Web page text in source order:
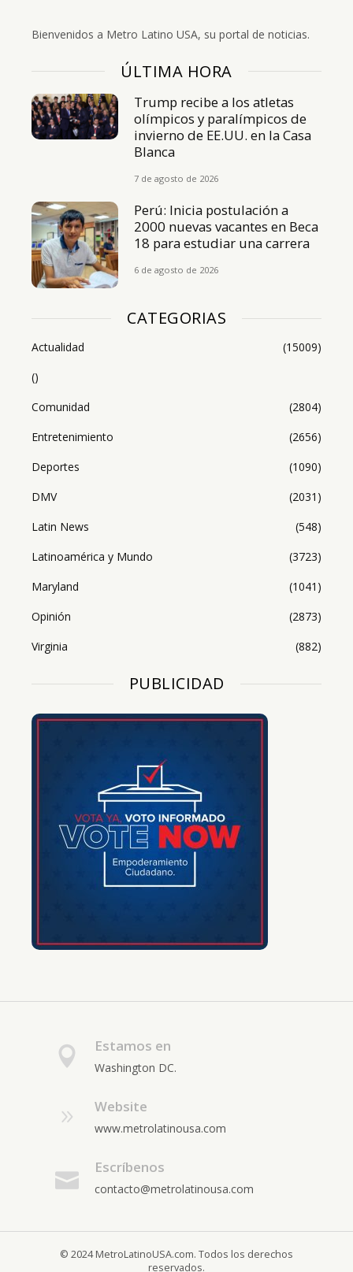
Bienvenidos a Metro Latino USA, su portal de noticias.
ÚLTIMA HORA
Trump recibe a los atletas
olímpicos y paralímpicos de
invierno de EE.UU. en la Casa
Blanca
7 de agosto de 2026
Perú: Inicia postulación a
2000 nuevas vacantes en Beca
18 para estudiar una carrera
6 de agosto de 2026
CATEGORIAS
Actualidad
(15009)
()
Comunidad
(2804)
Entretenimiento
(2656)
Deportes
(1090)
DMV
(2031)
Latin News
(548)
Latinoamérica y Mundo
(3723)
Maryland
(1041)
Opinión
(2873)
Virginia
(882)
PUBLICIDAD
Estamos en
Washington DC.
Website
www.metrolatinousa.com
Escríbenos
contacto@metrolatinousa.com
© 2024 MetroLatinoUSA.com. Todos los derechos
reservados.